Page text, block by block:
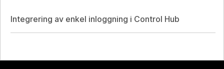
Integrering av enkel inloggning i Control Hub